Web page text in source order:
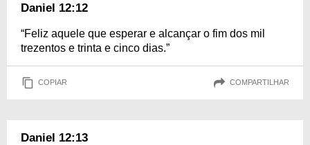
Daniel 12:12
“Feliz aquele que esperar e alcançar o fim dos mil
trezentos e trinta e cinco dias.”
COPIAR COMPARTILHAR
Daniel 12:13